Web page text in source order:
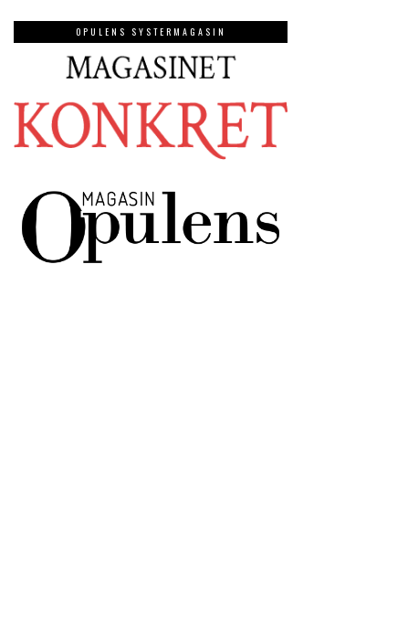
OPULENS SYSTERMAGASIN